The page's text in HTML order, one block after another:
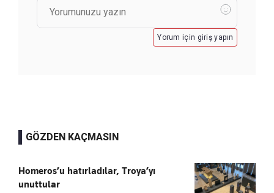
Yorum için giriş yapın
GÖZDEN KAÇMASIN
Homeros’u hatırladılar, Troya’yı
unuttular